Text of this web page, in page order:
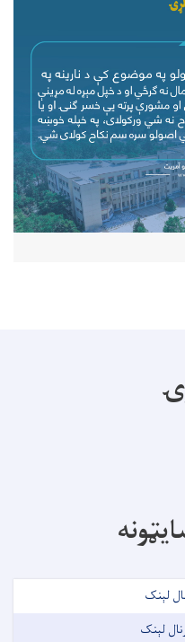
لېنک
لېنک